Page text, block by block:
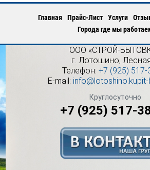
Главная Прайс-Лист Услуги
Города где мы
ООО «СТРОЙ-
г. Лотошино,
Телефон: +7 (925) 517-
E-mail:
Круглосуточно
+7 (925) 517-